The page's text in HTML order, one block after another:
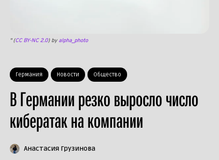
Германия Новости Общество
В Германии резко выросло число
кибератак на компании
" (CC BY-NC 2.0) by alpha_photo
Анастасия Грузинова